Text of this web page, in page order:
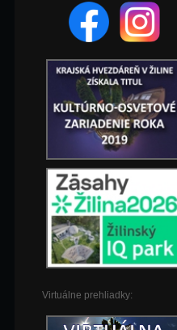
Virtuálne prehliadky: